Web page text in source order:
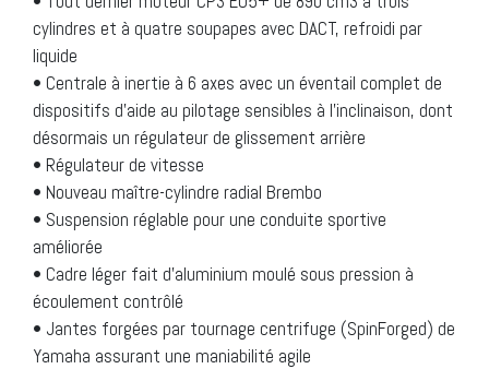
cylindres et à quatre soupapes avec DACT, refroidi par
liquide
• Centrale à inertie à 6 axes avec un éventail complet de
dispositifs d’aide au pilotage sensibles à l’inclinaison, dont
désormais un régulateur de glissement arrière
• Régulateur de vitesse
• Nouveau maître-cylindre radial Brembo
• Suspension réglable pour une conduite sportive
améliorée
• Cadre léger fait d’aluminium moulé sous pression à
écoulement contrôlé
• Jantes forgées par tournage centrifuge (SpinForged) de
Yamaha assurant une maniabilité agile